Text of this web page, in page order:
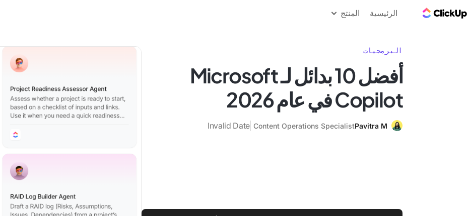
الرئيسية المنتج
البرمجيات
أفضل 10 بدائل لـ Microsoft
Copilot في عام 2026
Pavitra M
Content Operations Specialist
Invalid Date